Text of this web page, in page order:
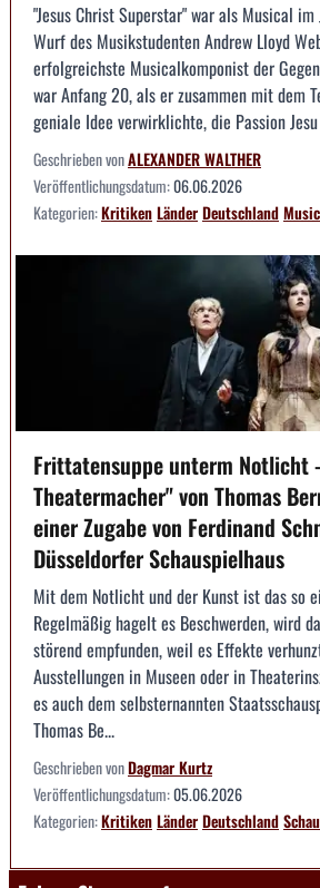
"Jesus Christ Superstar" war als Musical
Wurf des Musikstudenten Andrew Lloyd
erfolgreichste Musicalkomponist der
war Anfang 20, als er zusammen mit dem
geniale Idee verwirklichte, die Passion
Geschrieben vonALEXANDER WALTHER
Veröffentlichungsdatum:06.06.2026
Kategorien:KritikenLänderDeutschland
Frittatensuppe unterm Notlicht
Theatermacher" von Thomas
einer Zugabe von Ferdinand
Düsseldorfer Schauspielhaus
Mit dem Notlicht und der Kunst ist das so
Regelmäßig hagelt es Beschwerden, wird
störend empfunden, weil es Effekte
Ausstellungen in Museen oder in
es auch dem selbsternannten
Thomas Be...
Geschrieben vonDagmar Kurtz
Veröffentlichungsdatum:05.06.2026
Kategorien:KritikenLänderDeutschland